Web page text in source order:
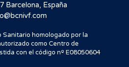
Barcelona, España
Sanitario homologado por la
como Centro de
con el código nº E08050604